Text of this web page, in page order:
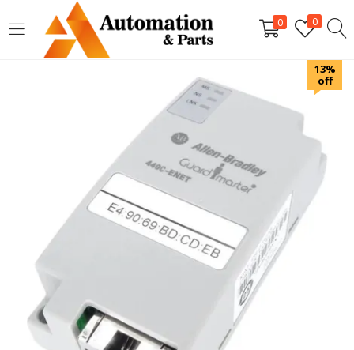
0 0
LOGIN
Digite seu nome de usuário e senha para fazer o login.
Lembrar-me
Login
13%
off